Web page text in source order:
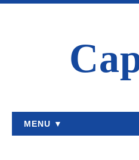
MENU ▼